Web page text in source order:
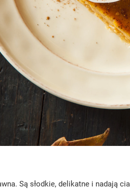
Są słodkie, delikatne i nadają